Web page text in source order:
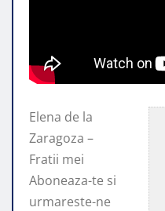
Elena de la
Zaragoza –
Fratii mei
Aboneaza-te si
urmareste-ne